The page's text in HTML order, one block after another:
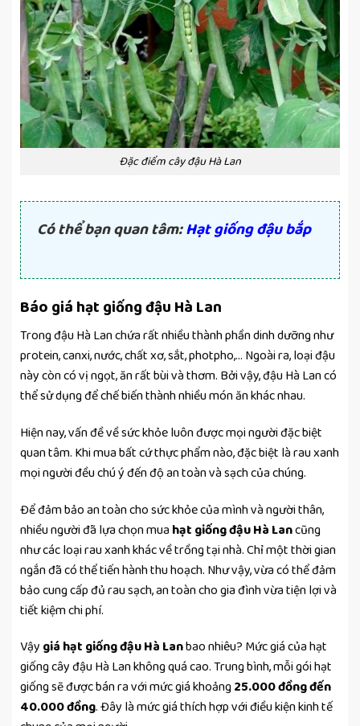
Đặc điểm cây đậu Hà Lan
Có thể bạn quan tâm:Hạt giống đậu bắp
Báo giá hạt giống đậu Hà Lan
Trong đậu Hà Lan chứa rất nhiều thành phần dinh dưỡng như
protein, canxi, nước, chất xơ, sắt, photpho,… Ngoài ra, loại đậu
này còn có vị ngọt, ăn rất bùi và thơm. Bởi vậy, đậu Hà Lan có
thể sử dụng để chế biến thành nhiều món ăn khác nhau.
Hiện nay, vấn đề về sức khỏe luôn được mọi người đặc biệt
quan tâm. Khi mua bất cứ thực phẩm nào, đặc biệt là rau xanh
mọi người đều chú ý đến độ an toàn và sạch của chúng.
Để đảm bảo an toàn cho sức khỏe của mình và người thân,
nhiều người đã lựa chọn mua hạt giống đậu Hà Lancũng
như các loại rau xanh khác về trồng tại nhà. Chỉ một thời gian
ngắn đã có thể tiến hành thu hoạch. Như vậy, vừa có thể đảm
bảo cung cấp đủ rau sạch, an toàn cho gia đình vừa tiện lợi và
tiết kiệm chi phí.
Vậy giá hạt giống đậu Hà Lanbao nhiêu? Mức giá của hạt
giống cây đậu Hà Lan không quá cao. Trung bình, mỗi gói hạt
giống sẽ được bán ra với mức giá khoảng25.000 đồng đến
40.000 đồng. Đây là mức giá thích hợp với điều kiện kinh tế